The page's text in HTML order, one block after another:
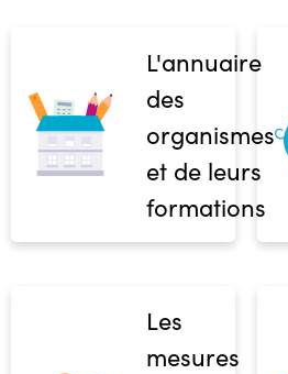
L'annuaire
des
organismes
et de leurs
formations
Les
mesures